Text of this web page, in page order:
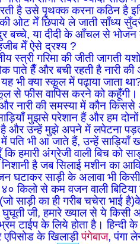
है उसे पृथक्क करना कठिन है
की ओट मेँ छिपाये ले जाती साँध्य
बच्चे, या दीदी के आँचल से
मेँ ऐसे द्रश्य ?
स्त्री गरिमा की जीती जागती
पाते हैँ और बची रहती है नारी
यह भी क्या स्कूल में पढ़ाया जाता
से फीस वापिस करने को कहूँगी।
नारी की समस्या में कौन किससे
मुझसे परेशान हैं और हम
है और उन्हें मुझे अपने में लपेटना
पति भी आ जाते हैं, उन्हें साड़ियाँ
हमारी अंग्रेजी वाली बिच को
है जब सिलाई मशीन का
घटाकर साड़ी के अलावा भी
किलो से कम वजन वाली
(जो साड़ी का ही गरीब चचेरा
घुघूती जी, हमारे ख्याल से ये किसी
टाईप के लिये होता है। हिन्दी
के खिलाड़ीपंगेबाज, पंगा